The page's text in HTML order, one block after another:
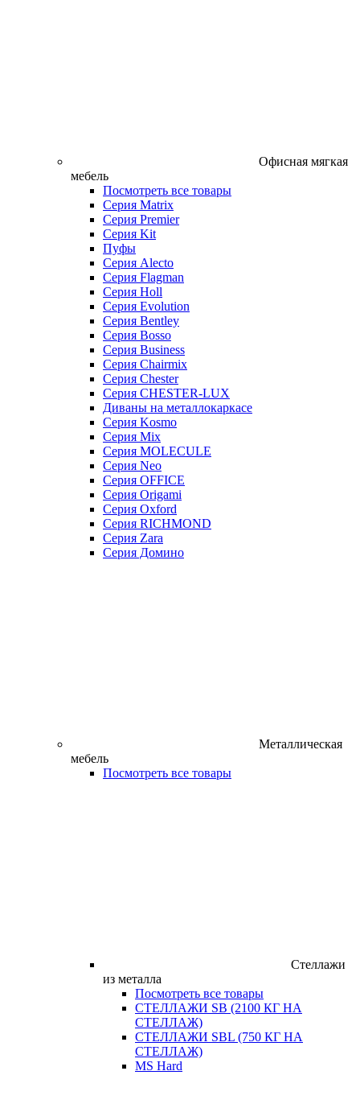
Офисная мягкая
мебель
Посмотреть все товары
Серия Matrix
Серия Premier
Серия Kit
Пуфы
Серия Alecto
Серия Flagman
Серия Holl
Серия Evolution
Серия Bentley
Серия Bosso
Серия Business
Серия Chairmix
Серия Chester
Серия CHESTER-LUX
Диваны на металлокаркасе
Серия Kosmo
Серия Mix
Серия MOLECULE
Серия Neo
Серия OFFICE
Серия Origami
Серия Oxford
Серия RICHMOND
Серия Zara
Серия Домино
Металлическая
мебель
Посмотреть все товары
Стеллажи
из металла
Посмотреть все товары
СТЕЛЛАЖИ SB (2100 КГ НА
СТЕЛЛАЖ)
СТЕЛЛАЖИ SBL (750 КГ НА
СТЕЛЛАЖ)
MS Hard